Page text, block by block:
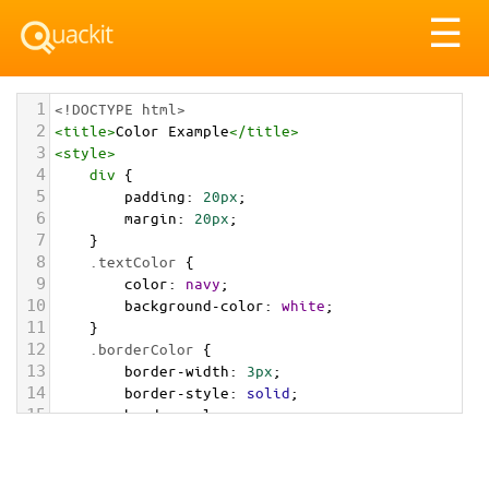
☰
1 <!DOCTYPE html>
2 <title>Color Example</title>
3 <style>
4 div {
5 padding: 20px;
6 margin: 20px;
7 }
8 .textColor {
9 color: navy;
10 background-color: white;
11 }
12 .borderColor {
13 border-width: 3px;
14 border-style: solid;
15 border-color: navy;